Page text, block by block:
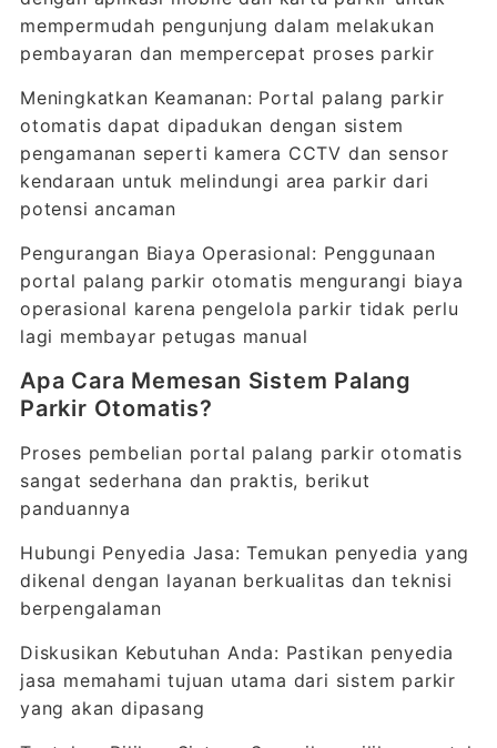
mempermudah pengunjung dalam melakukan
pembayaran dan mempercepat proses parkir
Meningkatkan Keamanan: Portal palang parkir
otomatis dapat dipadukan dengan sistem
pengamanan seperti kamera CCTV dan sensor
kendaraan untuk melindungi area parkir dari
potensi ancaman
Pengurangan Biaya Operasional: Penggunaan
portal palang parkir otomatis mengurangi biaya
operasional karena pengelola parkir tidak perlu
lagi membayar petugas manual
Apa Cara Memesan Sistem Palang
Parkir Otomatis?
Proses pembelian portal palang parkir otomatis
sangat sederhana dan praktis, berikut
panduannya
Hubungi Penyedia Jasa: Temukan penyedia yang
dikenal dengan layanan berkualitas dan teknisi
berpengalaman
Diskusikan Kebutuhan Anda: Pastikan penyedia
jasa memahami tujuan utama dari sistem parkir
yang akan dipasang